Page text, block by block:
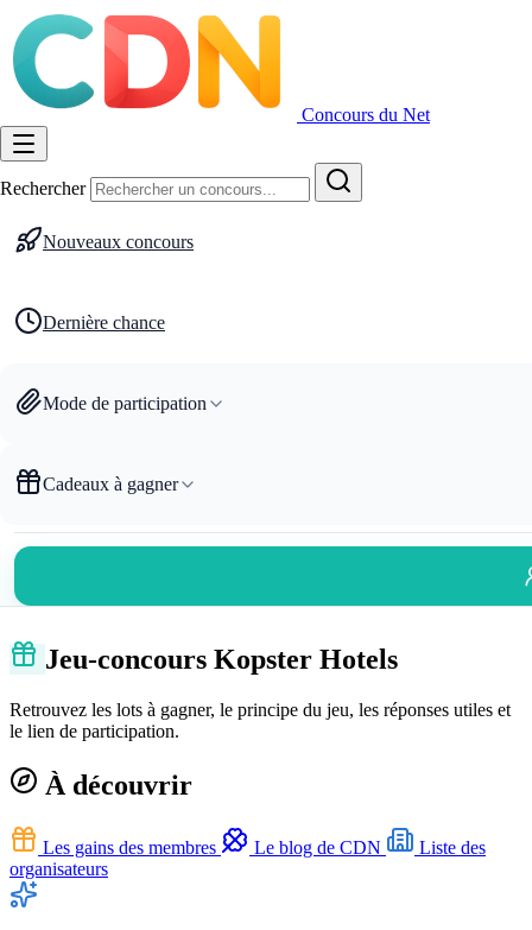
Concours du Net
Rechercher
Nouveaux concours
Dernière chance
Mode de participation
Cadeaux à gagner
Jeu-concours Kopster Hotels
Retrouvez les lots à gagner, le principe du jeu, les réponses utiles et
le lien de participation.
À découvrir
Les gains des membres Le blog de CDN
Liste des
organisateurs